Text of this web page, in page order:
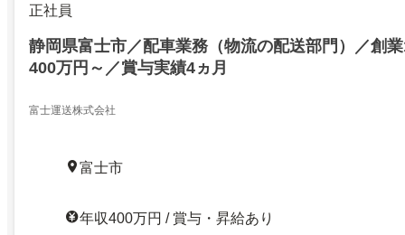
正社員
静岡県富士市／配車業務（物流の配送部門）／創
400万円～／賞与実績4ヵ月
富士運送株式会社
富士市
年収400万円 / 賞与・昇給あり